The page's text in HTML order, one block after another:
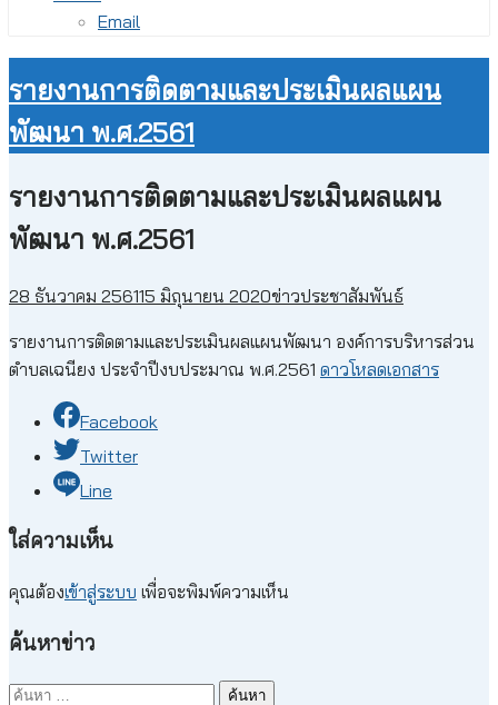
Email
รายงานการติดตามและประเมินผลแผน
พัฒนา พ.ศ.2561
รายงานการติดตามและประเมินผลแผน
พัฒนา พ.ศ.2561
28 ธันวาคม 256115 มิถุนายน 2020ข่าวประชาสัมพันธ์
รายงานการติดตามและประเมินผลแผนพัฒนา องค์การบริหารส่วน
ตำบลเฉนียง ประจำปีงบประมาณ พ.ศ.2561 ดาวโหลดเอกสาร
Facebook
Twitter
Line
ใส่ความเห็น
คุณต้องเข้าสู่ระบบ เพื่อจะพิมพ์ความเห็น
ค้นหาข่าว
ค้นหา